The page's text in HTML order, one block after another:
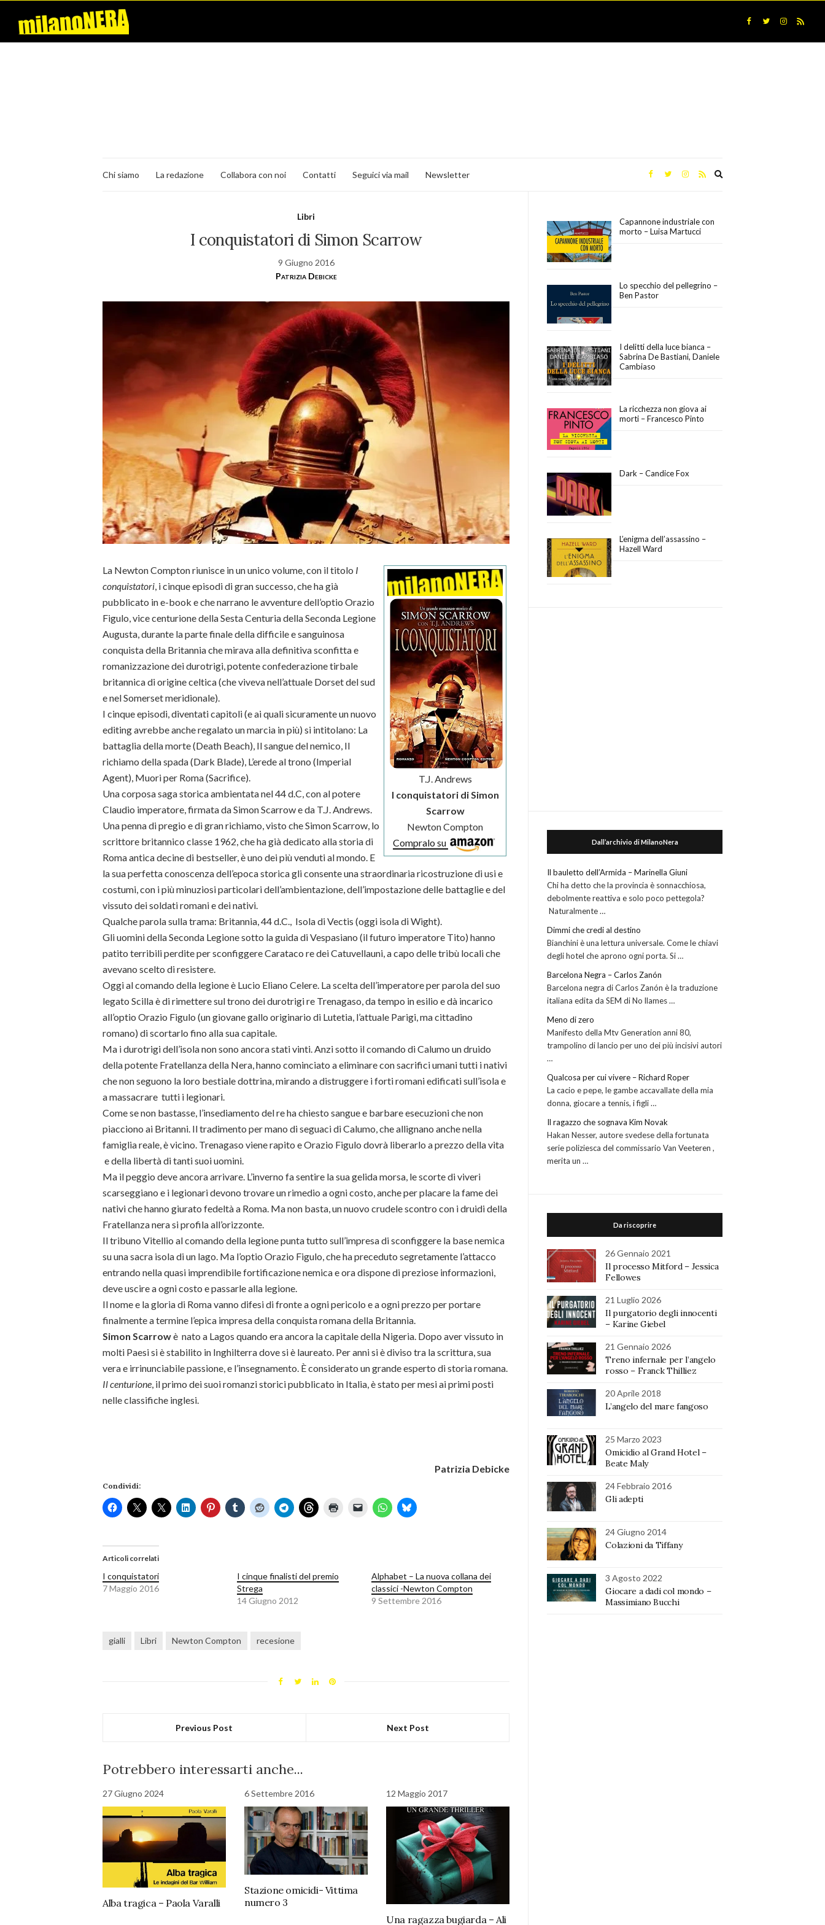
Chi siamo La redazione Collabora con noi Contatti Seguici via mail Newsletter
Libri
I conquistatori di Simon Scarrow
9 Giugno 2016
Patrizia Debicke
T.J. Andrews
I conquistatori di Simon
Scarrow
Newton Compton
Compralo su
La Newton Compton riunisce in un unico volume, con il titolo I
conquistatori, i cinque episodi di gran successo, che ha già
pubblicato in e-book e che narrano le avventure dell’optio Orazio
Figulo, vice centurione della Sesta Centuria della Seconda Legione
Augusta, durante la parte finale della difficile e sanguinosa
conquista della Britannia che mirava alla definitiva sconfitta e
romanizzazione dei durotrigi, potente confederazione tirbale
britannica di origine celtica (che viveva nell’attuale Dorset del sud
e nel Somerset meridionale).
I cinque episodi, diventati capitoli (e ai quali sicuramente un nuovo
editing avrebbe anche regalato un marcia in più) si intitolano: La
battaglia della morte (Death Beach), Il sangue del nemico, Il
richiamo della spada (Dark Blade), L’erede al trono (Imperial
Agent), Muori per Roma (Sacrifice).
Una corposa saga storica ambientata nel 44 d.C, con al potere
Claudio imperatore, firmata da Simon Scarrow e da T.J. Andrews.
Una penna di pregio e di gran richiamo, visto che Simon Scarrow, lo
scrittore britannico classe 1962, che ha già dedicato alla storia di
Roma antica decine di bestseller, è uno dei più venduti al mondo. E
la sua perfetta conoscenza dell’epoca storica gli consente una straordinaria ricostruzione di usi e
costumi, con i più minuziosi particolari dell’ambientazione, dell’impostazione delle battaglie e del
vissuto dei soldati romani e dei nativi.
Qualche parola sulla trama: Britannia, 44 d.C., Isola di Vectis (oggi isola di Wight).
Gli uomini della Seconda Legione sotto la guida di Vespasiano (il futuro imperatore Tito) hanno
patito terribili perdite per sconfiggere Carataco re dei Catuvellauni, a capo delle tribù locali che
avevano scelto di resistere.
Oggi al comando della legione è Lucio Eliano Celere. La scelta dell’imperatore per parola del suo
legato Scilla è di rimettere sul trono dei durotrigi re Trenagaso, da tempo in esilio e dà incarico
all’optio Orazio Figulo (un giovane gallo originario di Lutetia, l’attuale Parigi, ma cittadino
romano) di scortarlo fino alla sua capitale.
Ma i durotrigi dell’isola non sono ancora stati vinti. Anzi sotto il comando di Calumo un druido
della potente Fratellanza della Nera, hanno cominciato a eliminare con sacrifici umani tutti i nativi
che non seguono la loro bestiale dottrina, mirando a distruggere i forti romani edificati sull’isola e
a massacrare tutti i legionari.
Come se non bastasse, l’insediamento del re ha chiesto sangue e barbare esecuzioni che non
piacciono ai Britanni. Il tradimento per mano di seguaci di Calumo, che allignano anche nella
famiglia reale, è vicino. Trenagaso viene rapito e Orazio Figulo dovrà liberarlo a prezzo della vita
e della libertà di tanti suoi uomini.
Ma il peggio deve ancora arrivare. L’inverno fa sentire la sua gelida morsa, le scorte di viveri
scarseggiano e i legionari devono trovare un rimedio a ogni costo, anche per placare la fame dei
nativi che hanno giurato fedeltà a Roma. Ma non basta, un nuovo crudele scontro con i druidi della
Fratellanza nera si profila all’orizzonte.
Il tribuno Vitellio al comando della legione punta tutto sull’impresa di sconfiggere la base nemica
su una sacra isola di un lago. Ma l’optio Orazio Figulo, che ha preceduto segretamente l’attacco
entrando nella quasi imprendibile fortificazione nemica e ora dispone di preziose informazioni,
deve uscire a ogni costo e passarle alla legione.
Il nome e la gloria di Roma vanno difesi di fronte a ogni pericolo e a ogni prezzo per portare
finalmente a termine l’epica impresa della conquista romana della Britannia.
Simon Scarrowè nato a Lagos quando era ancora la capitale della Nigeria. Dopo aver vissuto in
molti Paesi si è stabilito in Inghilterra dove si è laureato. Per anni si è diviso tra la scrittura, sua
vera e irrinunciabile passione, e l’insegnamento. È considerato un grande esperto di storia romana.
Il centurione, il primo dei suoi romanzi storici pubblicato in Italia, è stato per mesi ai primi posti
nelle classifiche inglesi.
Patrizia Debicke
Condividi:
Articoli correlati
I conquistatori
7 Maggio 2016
I cinque finalisti del premio
Strega
14 Giugno 2012
Alphabet – La nuova collana dei
classici -Newton Compton
9 Settembre 2016
gialli Libri Newton Compton recesione
Previous Post Next Post
Potrebbero interessarti anche...
27 Giugno 2024
Alba tragica – Paola Varalli
6 Settembre 2016
Stazione omicidi- Vittima
numero 3
12 Maggio 2017
Una ragazza bugiarda – Ali
Capannone industriale con
morto – Luisa Martucci
Lo specchio del pellegrino –
Ben Pastor
I delitti della luce bianca –
Sabrina De Bastiani, Daniele
Cambiaso
La ricchezza non giova ai
morti – Francesco Pinto
Dark – Candice Fox
L’enigma dell’assassino –
Hazell Ward
Dall’archivio di MilanoNera
Il bauletto dell’Armida – Marinella Giuni
Chi ha detto che la provincia è sonnacchiosa,
debolmente reattiva e solo poco pettegola?
Naturalmente …
Dimmi che credi al destino
Bianchini è una lettura universale. Come le chiavi
degli hotel che aprono ogni porta. Si …
Barcelona Negra – Carlos Zanón
Barcelona negra di Carlos Zanón è la traduzione
italiana edita da SEM di No llames …
Meno di zero
Manifesto della Mtv Generation anni 80,
trampolino di lancio per uno dei più incisivi autori
…
Qualcosa per cui vivere – Richard Roper
La cacio e pepe, le gambe accavallate della mia
donna, giocare a tennis, i figli …
Il ragazzo che sognava Kim Novak
Hakan Nesser, autore svedese della fortunata
serie poliziesca del commissario Van Veeteren ,
merita un …
Da riscoprire
26 Gennaio 2021
Il processo Mitford – Jessica
Fellowes
21 Luglio 2026
Il purgatorio degli innocenti
– Karine Giebel
21 Gennaio 2026
Treno infernale per l’angelo
rosso – Franck Thilliez
20 Aprile 2018
L’angelo del mare fangoso
25 Marzo 2023
Omicidio al Grand Hotel –
Beate Maly
24 Febbraio 2016
Gli adepti
24 Giugno 2014
Colazioni da Tiffany
3 Agosto 2022
Giocare a dadi col mondo –
Massimiano Bucchi